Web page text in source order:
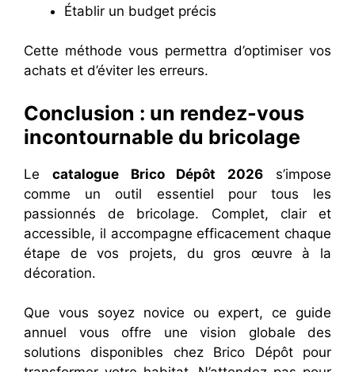
Établir un budget précis
Cette méthode vous permettra d’optimiser vos
achats et d’éviter les erreurs.
Conclusion : un rendez-vous
incontournable du bricolage
Le catalogue Brico Dépôt 2026 s’impose
comme un outil essentiel pour tous les
passionnés de bricolage. Complet, clair et
accessible, il accompagne efficacement chaque
étape de vos projets, du gros œuvre à la
décoration.
Que vous soyez novice ou expert, ce guide
annuel vous offre une vision globale des
solutions disponibles chez Brico Dépôt pour